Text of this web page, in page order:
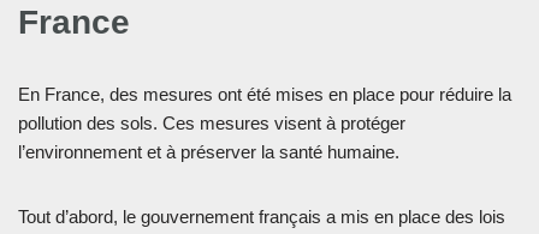
France
En France, des mesures ont été mises en place pour réduire la
pollution des sols. Ces mesures visent à protéger
l’environnement et à préserver la santé humaine.
Tout d’abord, le gouvernement français a mis en place des lois